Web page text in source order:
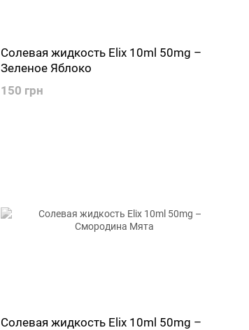
Солевая жидкость Elix 10ml 50mg –
Зеленое Яблоко
150 грн
Солевая жидкость Elix 10ml 50mg –